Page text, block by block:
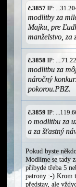
č.3857 IP:
modlitby za
Majku, pre
manželstvo, za
č.3858 IP:
modlitbu za
náročný
pokorou.PBZ.
č.3859 IP:
o modlitbu za
a za šťastný
Pokud byste
Modlíme se tady
přibyde třeba 5
patrony :-) Krom
představ, ale